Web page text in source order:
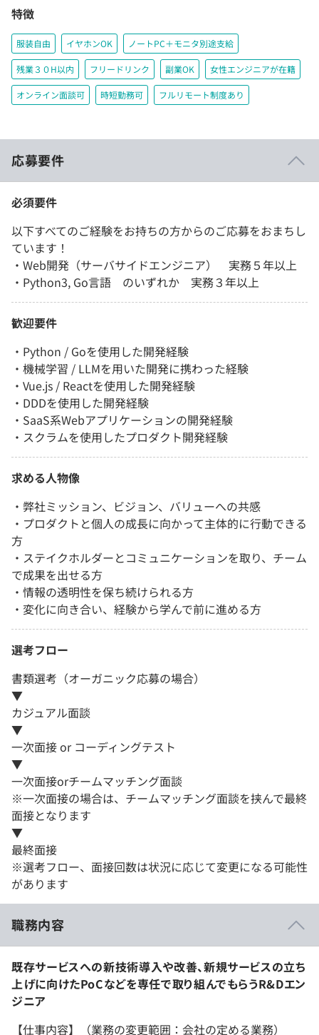
特徴
服装自由 イヤホンOK ノートPC＋モニタ別途支給
残業３０H以内 フリードリンク 副業OK 女性エンジニアが在籍
オンライン面談可 時短勤務可 フルリモート制度あり
応募要件
必須要件
以下すべてのご経験をお持ちの方からのご応募をおまちし
ています！
・Web開発（サーバサイドエンジニア） 実務５年以上
・Python3, Go言語 のいずれか 実務３年以上
歓迎要件
・Python / Goを使用した開発経験
・機械学習 / LLMを用いた開発に携わった経験
・Vue.js / Reactを使用した開発経験
・DDDを使用した開発経験
・SaaS系Webアプリケーションの開発経験
・スクラムを使用したプロダクト開発経験
求める人物像
・弊社ミッション、ビジョン、バリューへの共感
・プロダクトと個人の成長に向かって主体的に行動できる
方
・ステイクホルダーとコミュニケーションを取り、チーム
で成果を出せる方
・情報の透明性を保ち続けられる方
・変化に向き合い、経験から学んで前に進める方
選考フロー
書類選考（オーガニック応募の場合）
▼
カジュアル面談
▼
一次面接 or コーディングテスト
▼
一次面接orチームマッチング面談
※一次面接の場合は、チームマッチング面談を挟んで最終
面接となります
▼
最終面接
※選考フロー、面接回数は状況に応じて変更になる可能性
があります
職務内容
既存サービスへの新技術導入や改善、新規サービスの立ち
上げに向けたPoCなどを専任で取り組んでもらうR&Dエン
ジニア
【仕事内容】（業務の変更範囲：会社の定める業務）